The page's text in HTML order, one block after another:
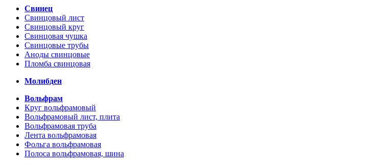
Свинец
Свинцовый лист
Свинцовый круг
Свинцовая чушка
Свинцовые трубы
Аноды свинцовые
Пломба свинцовая
Молибден
Вольфрам
Круг вольфрамовый
Вольфрамовый лист, плита
Вольфрамовая труба
Лента вольфрамовая
Фольга вольфрамовая
Полоса вольфрамовая, шина